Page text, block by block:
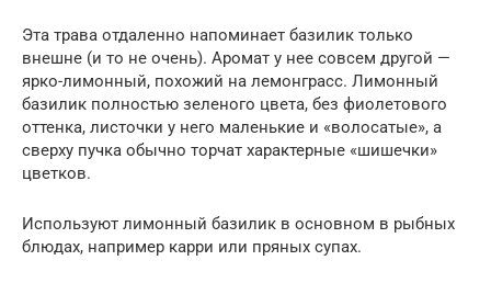
Эта трава отдаленно напоминает базилик только
внешне (и то не очень). Аромат у нее совсем другой —
ярко-лимонный, похожий на лемонграсс. Лимонный
базилик полностью зеленого цвета, без фиолетового
оттенка, листочки у него маленькие и «волосатые», а
сверху пучка обычно торчат характерные «шишечки»
цветков.
Используют лимонный базилик в основном в рыбных
блюдах, например карри или пряных супах.